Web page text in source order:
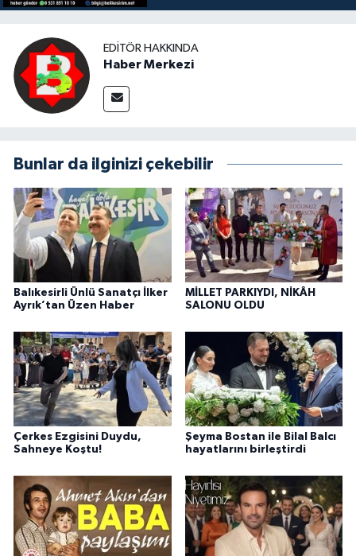
EDITÖR HAKKINDA
Haber Merkezi
Bunlar da ilginizi çekebilir
Balıkesirli Ünlü Sanatçı İlker
Ayrık’tan Üzen Haber
MİLLET PARKIYDI, NİKÂH
SALONU OLDU
Çerkes Ezgisini Duydu,
Sahneye Koştu!
Şeyma Bostan ile Bilal Balcı
hayatlarını birleştirdi